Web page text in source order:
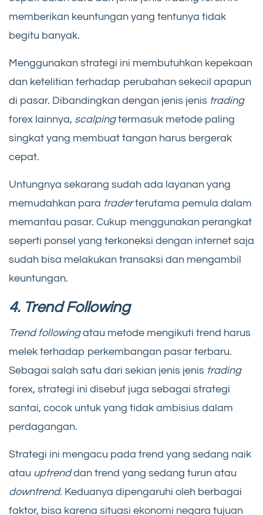
memberikan keuntungan yang tentunya tidak
begitu banyak.
Menggunakan strategi ini membutuhkan kepekaan
dan ketelitian terhadap perubahan sekecil apapun
di pasar. Dibandingkan dengan jenis jenis trading
forex lainnya, scalpingtermasuk metode paling
singkat yang membuat tangan harus bergerak
cepat.
Untungnya sekarang sudah ada layanan yang
memudahkan para traderterutama pemula dalam
memantau pasar. Cukup menggunakan perangkat
seperti ponsel yang terkoneksi dengan internet saja
sudah bisa melakukan transaksi dan mengambil
keuntungan.
4. Trend Following
Trend followingatau metode mengikuti trend harus
melek terhadap perkembangan pasar terbaru.
Sebagai salah satu dari sekian jenis jenis trading
forex, strategi ini disebut juga sebagai strategi
santai, cocok untuk yang tidak ambisius dalam
perdagangan.
Strategi ini mengacu pada trend yang sedang naik
atau uptrenddan trend yang sedang turun atau
downtrend. Keduanya dipengaruhi oleh berbagai
faktor, bisa karena situasi ekonomi negara tujuan